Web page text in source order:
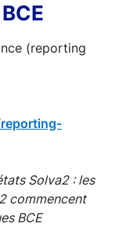
(reporting
Solva2 : les
commencent
BCE